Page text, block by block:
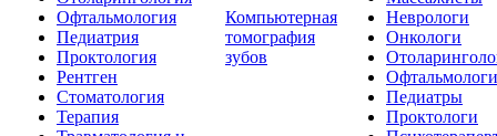
Офтальмология
Педиатрия
Проктология
Рентген
Стоматология
Терапия
Компьютерная
томография
зубов
Неврологи
Онкологи
Офтальмологи
Педиатры
Проктологи